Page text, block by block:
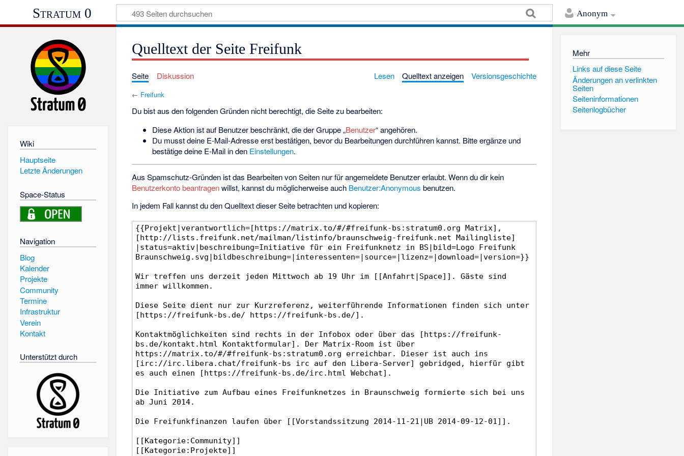
Anonym
Stratum 0
Wiki
Hauptseite
Letzte Änderungen
Space-Status
Navigation
Blog
Kalender
Projekte
Community
Termine
Infrastruktur
Verein
Kontakt
Unterstützt durch
Mehr
Links auf diese Seite
Änderungen an verlinkten
Seiten
Seiten­informationen
Seitenlogbücher
Quelltext der Seite Freifunk
Seite Diskussion Lesen Quelltext anzeigen Versionsgeschichte
← Freifunk
Du bist aus den folgenden Gründen nicht berechtigt, die Seite zu bearbeiten:
Diese Aktion ist auf Benutzer beschränkt, die der Gruppe „Benutzer“ angehören.
Du musst deine E-Mail-Adresse erst bestätigen, bevor du Bearbeitungen durchführen kannst. Bitte ergänze und
bestätige deine E-Mail in den Einstellungen.
Aus Spamschutz-Gründen ist das Bearbeiten von Seiten nur für angemeldete Benutzer erlaubt. Wenn du dir kein
Benutzerkonto beantragenwillst, kannst du möglicherweise auch Benutzer:Anonymous benutzen.
In jedem Fall kannst du den Quelltext dieser Seite betrachten und kopieren: